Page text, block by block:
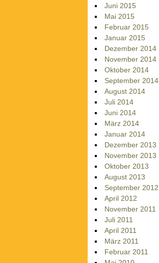
Juni 2015
Mai 2015
Februar 2015
Januar 2015
Dezember 2014
November 2014
Oktober 2014
September 2014
August 2014
Juli 2014
Juni 2014
März 2014
Januar 2014
Dezember 2013
November 2013
Oktober 2013
August 2013
September 2012
April 2012
November 2011
Juli 2011
April 2011
März 2011
Februar 2011